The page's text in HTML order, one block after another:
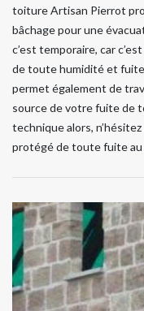
toiture Artisan Pierrot
bâchage pour une
c’est temporaire, car
de toute humidité et
permet également de
source de votre fuite de
technique alors,
protégé de toute fuite